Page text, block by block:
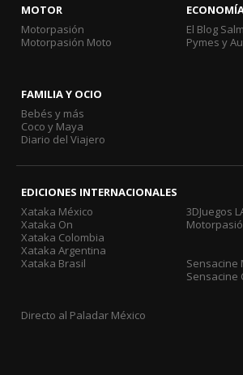
MOTOR
Motorpasión
Motorpasión Moto
El Blog
Pymes y
FAMILIA Y OCIO
Bebés y más
Coco y Maya
Diario del Viajero
EDICIONES INTERNACIONALES
Xataka México
Xataka On
Xataka Colombia
Xataka Argentina
Xataka Brasil
3DJuegos
Sensacine
Sensacine
Directo al Paladar México